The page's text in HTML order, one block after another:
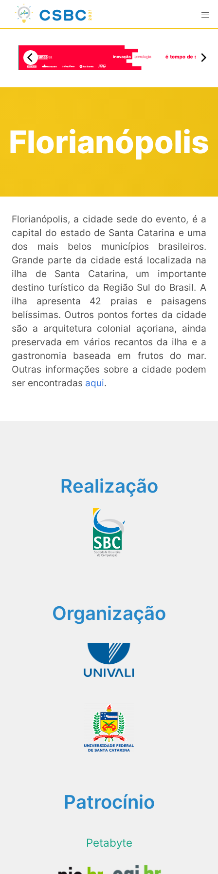
Florianópolis
Florianópolis, a cidade sede do evento, é a
capital do estado de Santa Catarina e uma
dos mais belos municípios brasileiros.
Grande parte da cidade está localizada na
ilha de Santa Catarina, um importante
destino turístico da Região Sul do Brasil. A
ilha apresenta 42 praias e paisagens
belíssimas. Outros pontos fortes da cidade
são a arquitetura colonial açoriana, ainda
preservada em vários recantos da ilha e a
gastronomia baseada em frutos do mar.
Outras informações sobre a cidade podem
ser encontradas aqui.
Realização
Organização
Patrocínio
Petabyte